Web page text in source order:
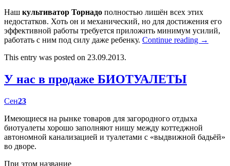
Наш культиватор Торнадо полностью лишён всех этих
недостатков. Хоть он и механический, но для достижения его
эффективной работы требуется приложить минимум усилий,
работать с ним под силу даже ребенку. Continue reading →
This entry was posted on 23.09.2013.
У нас в продаже БИОТУАЛЕТЫ
Сен23
Имеющиеся на рынке товаров для загородного отдыха
биотуалеты хорошо заполняют нишу между коттеджной
автономной канализацией и туалетами с «выдвижной бадьёй»
во дворе.
При этом название